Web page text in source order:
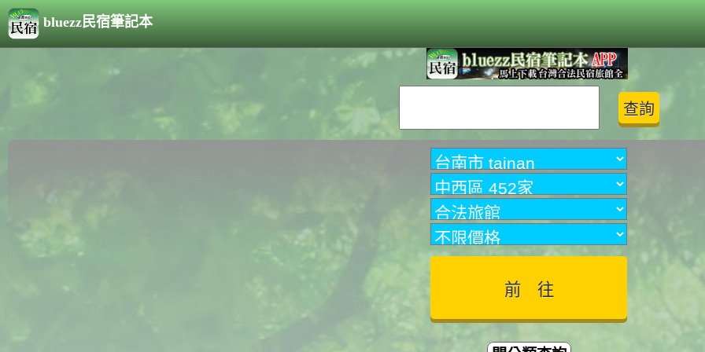
bluezz民宿筆記本